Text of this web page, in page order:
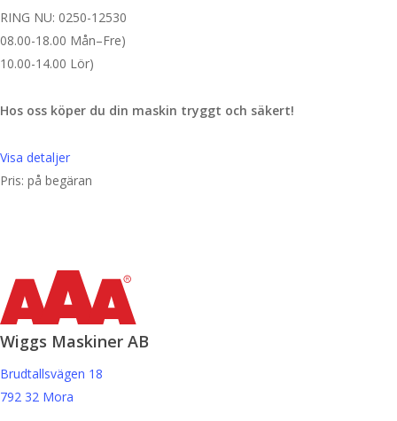
RING NU: 0250-12530
08.00-18.00 Mån–Fre)
10.00-14.00 Lör)
Hos oss köper du din maskin tryggt och säkert!
Visa detaljer
Pris: på begäran
Wiggs Maskiner AB
Brudtallsvägen 18
792 32 Mora